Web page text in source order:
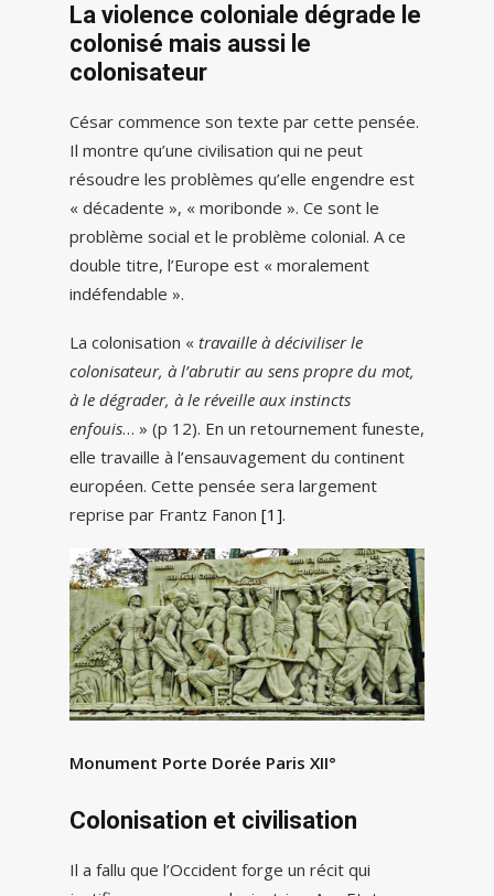
La violence coloniale dégrade le
colonisé mais aussi le
colonisateur
César commence son texte par cette pensée.
Il montre qu’une civilisation qui ne peut
résoudre les problèmes qu’elle engendre est
« décadente », « moribonde ». Ce sont le
problème social et le problème colonial. A ce
double titre, l’Europe est « moralement
indéfendable ».
La colonisation « travaille à déciviliser le
colonisateur, à l’abrutir au sens propre du mot,
à le dégrader, à le réveille aux instincts
enfouis… » (p 12). En un retournement funeste,
elle travaille à l’ensauvagement du continent
européen. Cette pensée sera largement
reprise par Frantz Fanon [1].
Monument Porte Dorée Paris XII°
Colonisation et civilisation
Il a fallu que l’Occident forge un récit qui